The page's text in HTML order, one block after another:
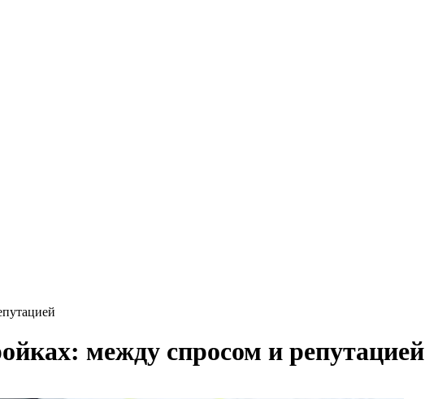
между спросом и репутацией